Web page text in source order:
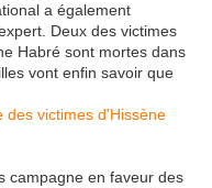
a également
Deux des victimes
Habré sont mortes dans
vont enfin savoir que
des victimes d'Hissène
campagne en faveur des